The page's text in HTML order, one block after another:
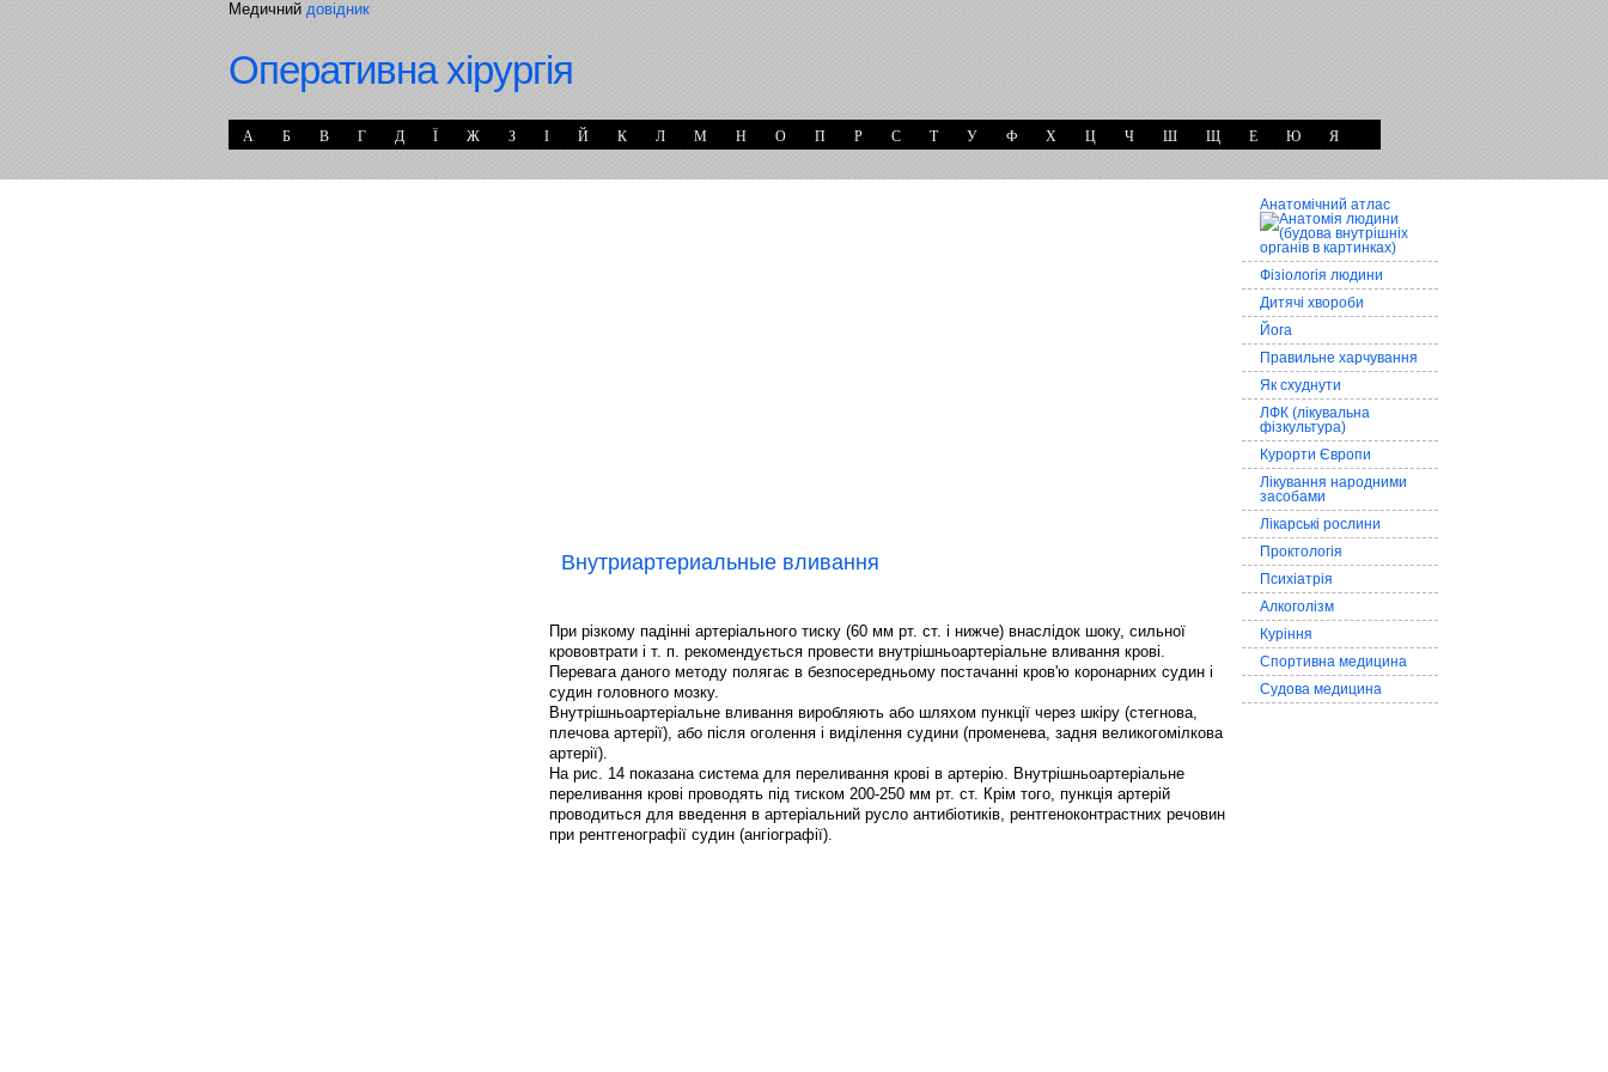
Медичнийдовідник
Оперативна хірургія
А Б В Г Д Ї Ж З І Й К Л М Н О П Р С Т У Ф Х Ц Ч Ш Щ Е Ю Я
Внутриартериальные вливання
При різкому падінні артеріального тиску (60 мм рт. ст. і нижче) внаслідок шоку, сильної
крововтрати і т. п. рекомендується провести внутрішньоартеріальне вливання крові.
Перевага даного методу полягає в безпосередньому постачанні кров'ю коронарних судин і
судин головного мозку.
Внутрішньоартеріальне вливання виробляють або шляхом пункції через шкіру (стегнова,
плечова артерії), або після оголення і виділення судини (променева, задня великогомілкова
артерії).
На рис. 14 показана система для переливання крові в артерію. Внутрішньоартеріальне
переливання крові проводять під тиском 200-250 мм рт. ст. Крім того, пункція артерій
проводиться для введення в артеріальний русло антибіотиків, рентгеноконтрастних речовин
при рентгенографії судин (ангіографії).
Анатомічний атлас
Фізіологія людини
Дитячі хвороби
Йога
Правильне харчування
Як схуднути
ЛФК (лікувальна
фізкультура)
Курорти Європи
Лікування народними
засобами
Лікарські рослини
Проктологія
Психіатрія
Алкоголізм
Куріння
Спортивна медицина
Судова медицина